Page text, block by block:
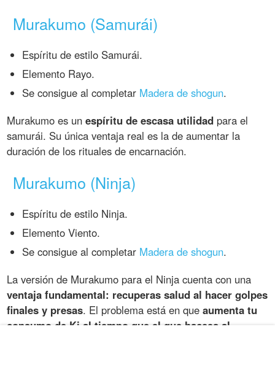
Murakumo (Samurái)
Espíritu de estilo Samurái.
Elemento Rayo.
Se consigue al completar Madera de shogun.
Murakumo es unespíritu de escasa utilidad para el
samurái. Su única ventaja real es la de aumentar la
duración de los rituales de encarnación.
Murakumo (Ninja)
Espíritu de estilo Ninja.
Elemento Viento.
Se consigue al completar Madera de shogun.
La versión de Murakumo para el Ninja cuenta con una
ventaja fundamental: recuperas salud al hacer golpes
finales y presas. El problema está en queaumenta tu
consumo de Ki al tiempo que el que hacees al